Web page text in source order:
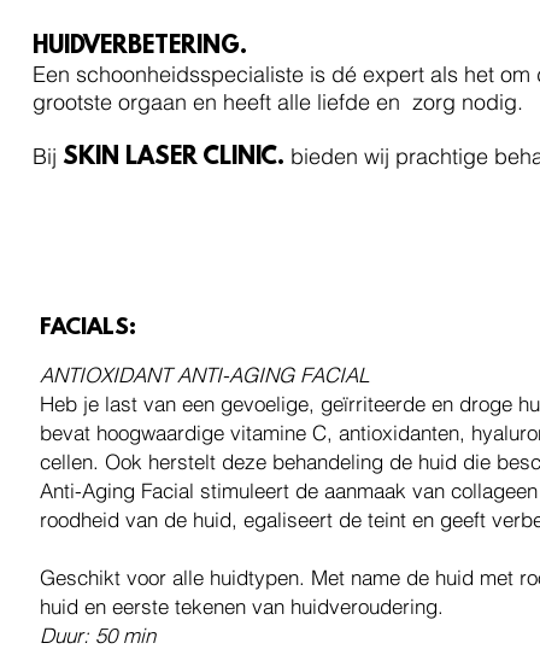
HUIDVERBETERING.
Een schoonheidsspecialiste is dé expert als het
grootste orgaan en heeft alle liefde en zorg nodig.
Bij SKIN LASER CLINIC. bieden wij prachtige
FACIALS:
ANTIOXIDANT ANTI-AGING FACIAL
Heb je last van een gevoelige, geïrriteerde en droge
bevat hoogwaardige vitamine C, antioxidanten,
cellen. Ook herstelt deze behandeling de huid die
Anti-Aging Facial stimuleert de aanmaak van
roodheid van de huid, egaliseert de teint en geeft
Geschikt voor alle huidtypen. Met name de huid met
huid en eerste tekenen van huidveroudering.
Duur: 50 min